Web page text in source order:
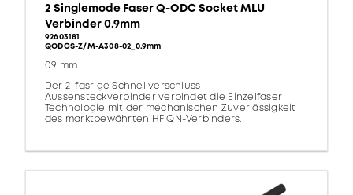
2 Singlemode Faser Q-ODC Socket MLU
Verbinder 0.9mm
92603181
QODCS-Z/M-A308-02_0.9mm
0.9 mm
Der 2-fasrige Schnellverschluss
Aussensteckverbinder verbindet die Einzelfaser
Technologie mit der mechanischen Zuverlässigkeit
des marktbewährten HF QN-Verbinders.